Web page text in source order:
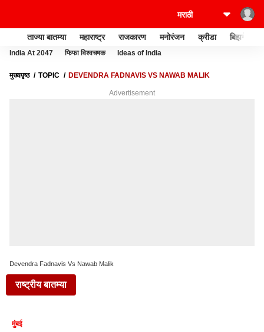
ताज्या बातम्या महाराष्ट्र राजकारण मनोरंजन क्रीडा बिझनेस
India At 2047 फिफा विश्वचषक Ideas of India
मुख्यपृष्ठ TOPIC DEVENDRA FADNAVIS VS NAWAB MALIK
Advertisement
Devendra Fadnavis Vs Nawab Malik
राष्ट्रीय बातम्या
मुंबई